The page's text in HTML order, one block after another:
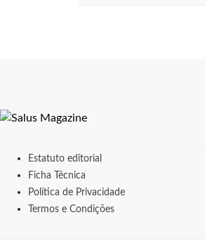
Estatuto editorial
Ficha Técnica
Política de Privacidade
Termos e Condições